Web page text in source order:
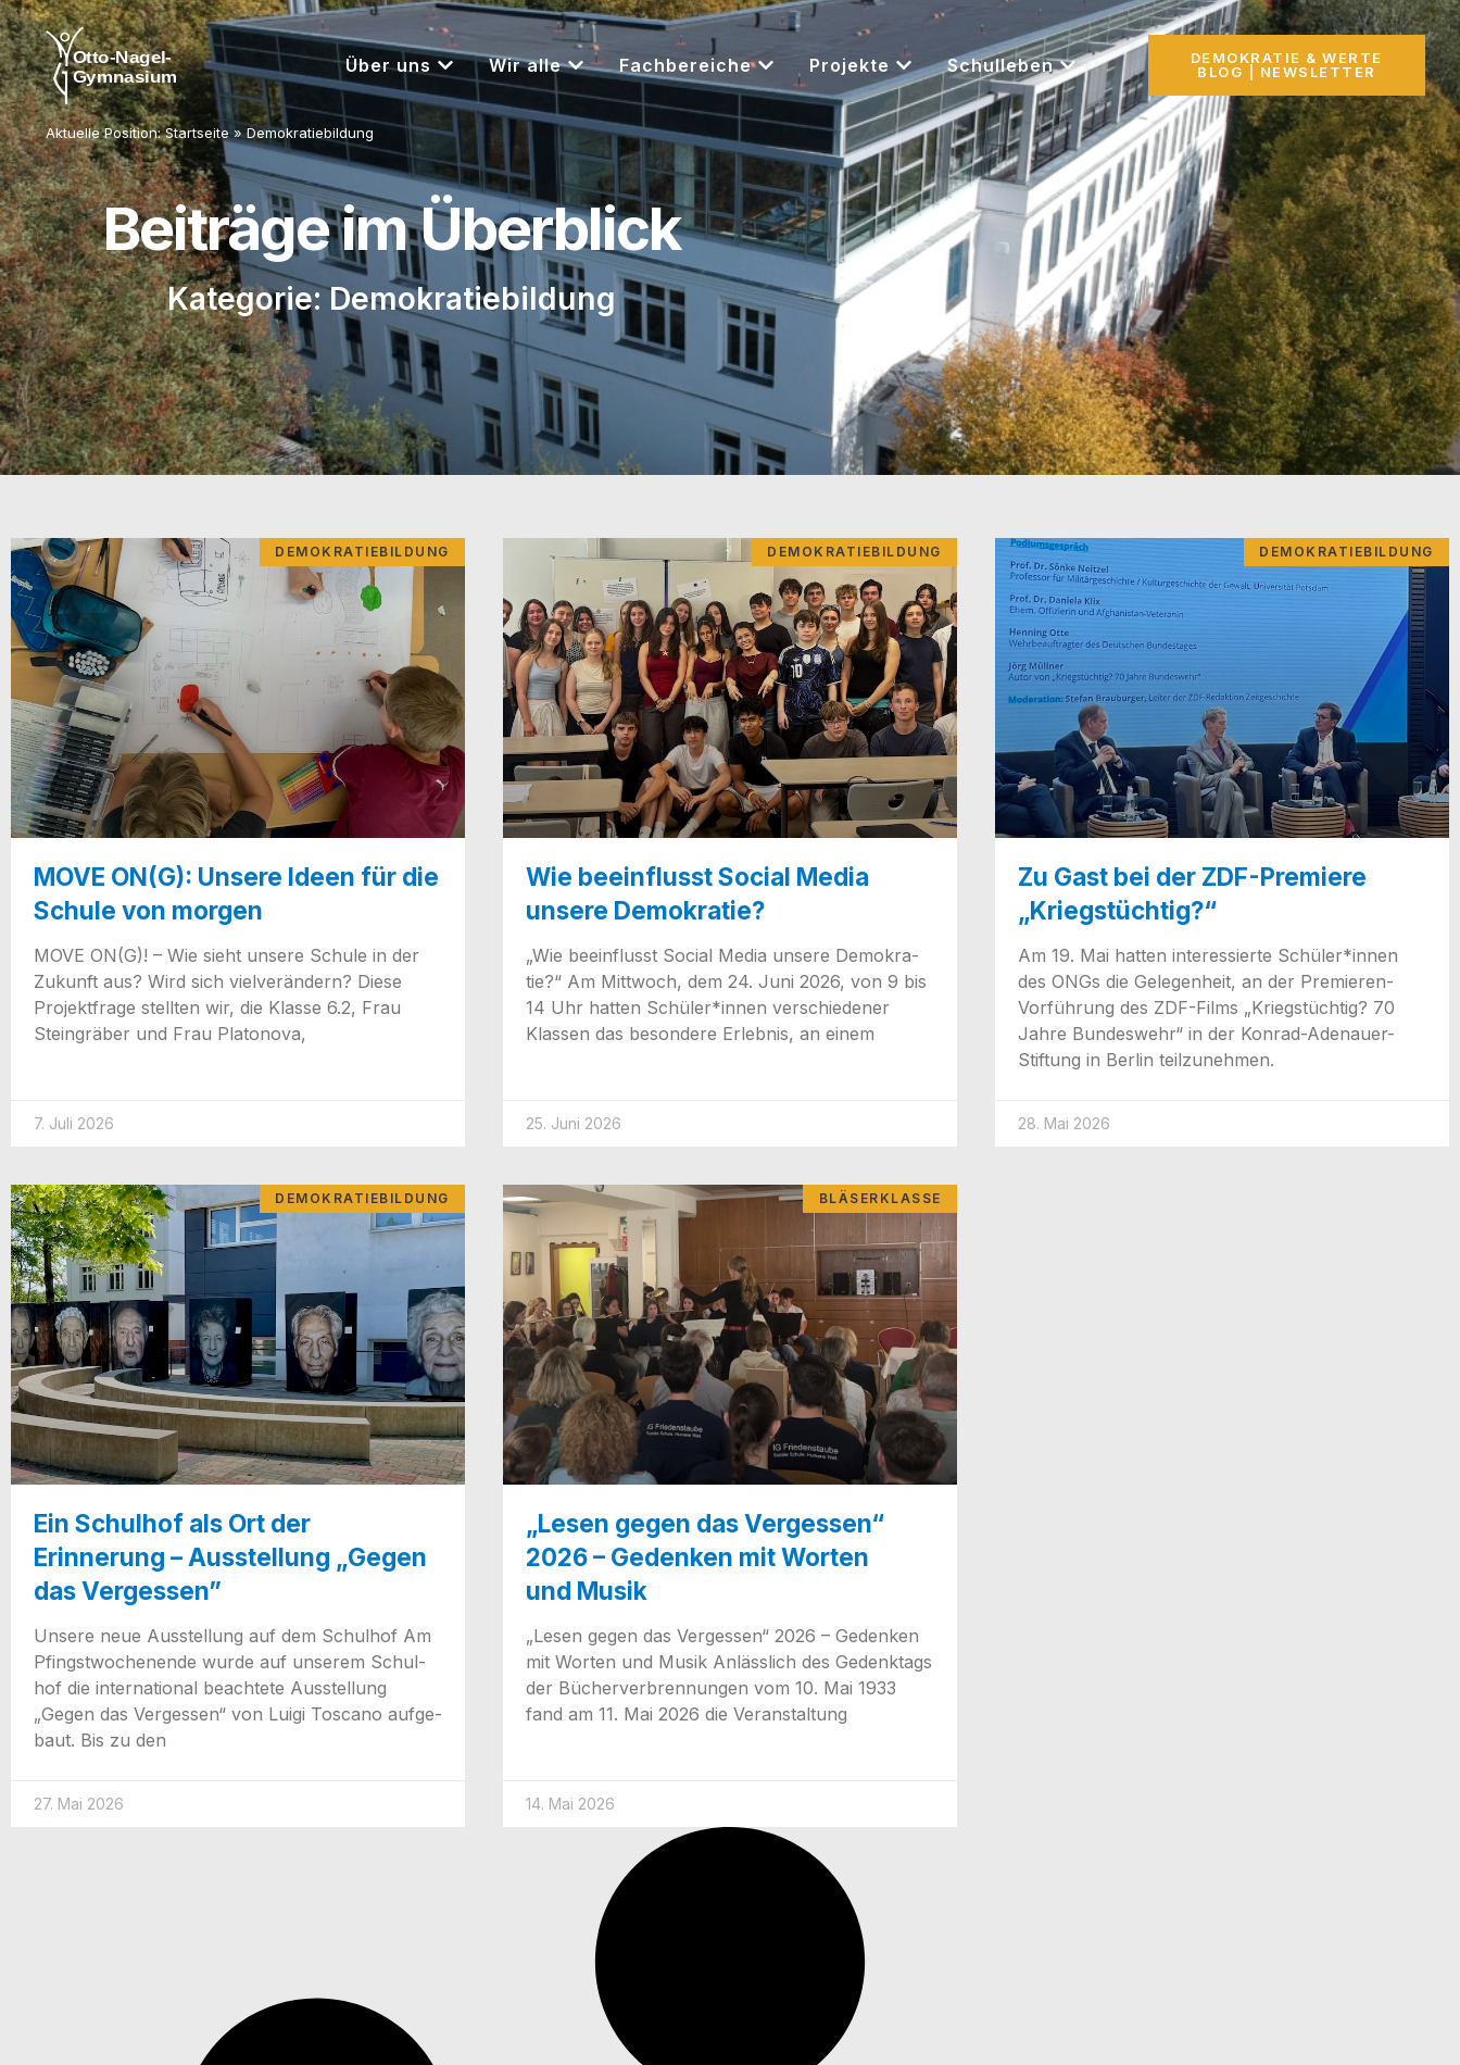
Über uns Wir alle Fachbereiche Projekte Schulleben
DEMOKRATIE & WERTE
BLOG | NEWSLETTER
Aktuelle Position:Startseite »Demokratiebildung
Beiträge im Überblick
Kategorie: Demokratiebildung
DEMOKRATIEBILDUNG
MOVE ON(G): Unsere Ideen für die
Schule von morgen
MOVE ON(G)! – Wie sieht unse­re Schu­le in der
Zukunft aus? Wird sich vielver­än­dern? Die­se
Pro­jekt­fra­ge stell­ten wir, die Klas­se 6.2, Frau
Stein­grä­ber und Frau Platonova,
7. Juli 2026
DEMOKRATIEBILDUNG
Wie beeinflusst Social Media
unsere Demokratie?
„Wie beein­flusst Social Media unse­re Demo­kra­
tie?“ Am Mitt­woch, dem 24. Juni 2026, von 9 bis
14 Uhr hat­ten Schüler*innen ver­schie­de­ner
Klas­sen das beson­de­re Erleb­nis, an einem
25. Juni 2026
DEMOKRATIEBILDUNG
Zu Gast bei der ZDF-Premiere
„Kriegstüchtig?“
Am 19. Mai hat­ten inter­es­sier­te Schüler*innen
des ONGs die Gele­gen­heit, an der Pre­­mie­­ren-
Vor­­­füh­rung des ZDF-Films „Kriegs­tüch­tig? 70
Jah­re Bun­des­wehr“ in der Kon­­rad-Ade­n­au­er-
Stif­­tung in Ber­lin teilzunehmen.
28. Mai 2026
DEMOKRATIEBILDUNG
Ein Schulhof als Ort der
Erinnerung – Ausstellung „Gegen
das Vergessen”
Unse­re neue Aus­stel­lung auf dem Schul­hof Am
Pfingst­wo­chen­en­de wur­de auf unse­rem Schul­
hof die inter­na­tio­nal beach­te­te Aus­stel­lung
„Gegen das Ver­ges­sen“ von Lui­gi Tos­ca­no auf­ge­
baut. Bis zu den
27. Mai 2026
BLÄSERKLASSE
„Lesen gegen das Vergessen“
2026 – Gedenken mit Worten
und Musik
„Lesen gegen das Ver­ges­sen“ 2026 – Geden­ken
mit Wor­ten und Musik Anläss­lich des Gedenk­tags
der Bücher­ver­bren­nun­gen vom 10. Mai 1933
fand am 11. Mai 2026 die Veranstaltung
14. Mai 2026